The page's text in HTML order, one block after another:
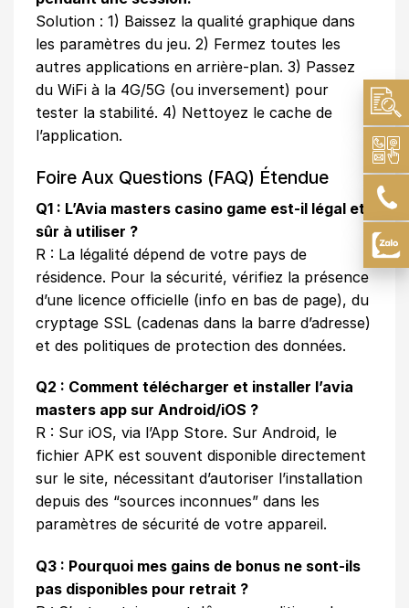
Solution : 1) Baissez la qualité graphique dans
les paramètres du jeu. 2) Fermez toutes les
autres applications en arrière-plan. 3) Passez
du WiFi à la 4G/5G (ou inversement) pour
tester la stabilité. 4) Nettoyez le cache de
l’application.
Foire Aux Questions (FAQ) Étendue
Q1 : L’Avia masters casino game est-il légal et
sûr à utiliser ?
R : La légalité dépend de votre pays de
résidence. Pour la sécurité, vérifiez la présence
d’une licence officielle (info en bas de page), du
cryptage SSL (cadenas dans la barre d’adresse)
et des politiques de protection des données.
Q2 : Comment télécharger et installer l’avia
masters app sur Android/iOS ?
R : Sur iOS, via l’App Store. Sur Android, le
fichier APK est souvent disponible directement
sur le site, nécessitant d’autoriser l’installation
depuis des “sources inconnues” dans les
paramètres de sécurité de votre appareil.
Q3 : Pourquoi mes gains de bonus ne sont-ils
pas disponibles pour retrait ?